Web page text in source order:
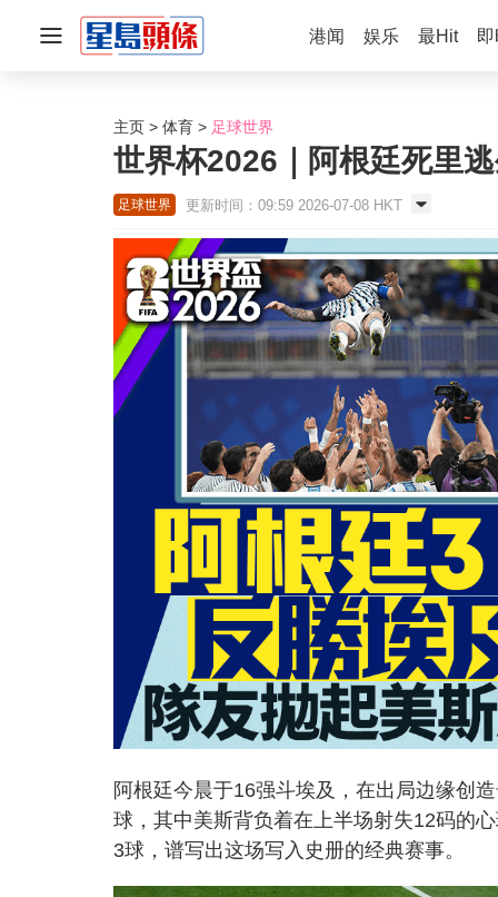
港闻 娱乐 最Hit
主页 体育 足球世界
世界杯2026｜阿根廷死里
足球世界 更新时间：09:59 2026-07-08 HKT
阿根廷今晨于16强斗埃及，在出局边缘创
球，其中美斯背负着在上半场射失12码的
3球，谱写出这场写入史册的经典赛事。